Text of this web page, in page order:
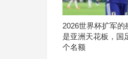
2026世界杯扩军
是亚洲天花板，国
个名额